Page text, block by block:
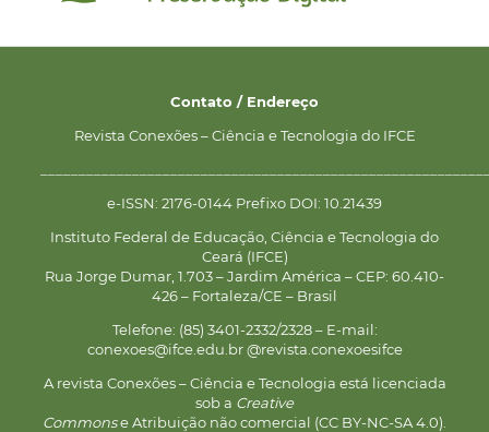
Contato / Endereço
Revista Conexões – Ciência e Tecnologia do IFCE
e-ISSN: 2176-0144 Prefixo DOI: 10.21439
Instituto Federal de Educação, Ciência e Tecnologia do
Ceará (IFCE)
Rua Jorge Dumar, 1.703 – Jardim América – CEP: 60.410-
426 – Fortaleza/CE – Brasil
Telefone: (85) 3401-2332/2328 – E-mail:
conexoes@ifce.edu.br @revista.conexoesifce
A revista Conexões – Ciência e Tecnologia está licenciada
sob a Creative
Commonse Atribuição não comercial (CC BY-NC-SA 4.0).